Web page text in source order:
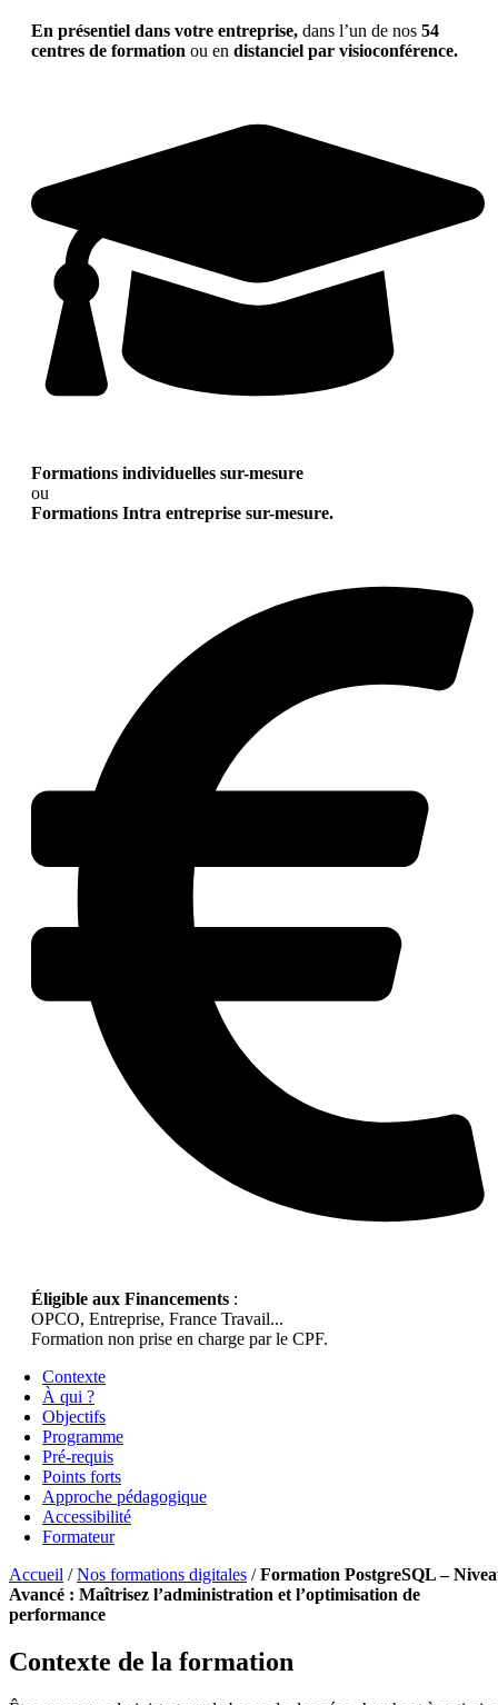
En présentiel dans votre entreprise, dans l’un de nos 54
centres de formation ou en distanciel par visioconférence.
Formations individuelles sur-mesure
ou
Formations Intra entreprise sur-mesure.
Éligible aux Financements :
OPCO, Entreprise, France Travail...
Formation non prise en charge par le CPF.
Contexte
À qui ?
Objectifs
Programme
Pré-requis
Points forts
Approche pédagogique
Accessibilité
Formateur
Accueil /Nos formations digitales /Formation PostgreSQL –
Avancé : Maîtrisez l’administration et l’optimisation de
performance
Contexte de la formation